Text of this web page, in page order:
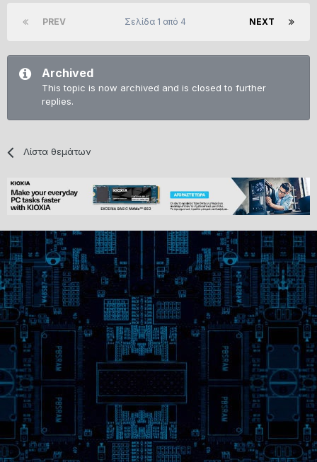
PREV NEXT
Σελίδα 1 από 4
Archived
This topic is now archived and is closed to further
replies.
Λίστα θεμάτων